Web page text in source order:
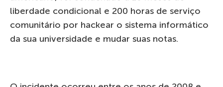
liberdade condicional e 200 horas de serviço
comunitário por hackear o sistema informático
da sua universidade e mudar suas notas.